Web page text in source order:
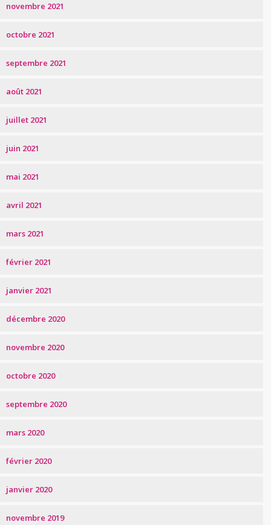
novembre 2021
octobre 2021
septembre 2021
août 2021
juillet 2021
juin 2021
mai 2021
avril 2021
mars 2021
février 2021
janvier 2021
décembre 2020
novembre 2020
octobre 2020
septembre 2020
mars 2020
février 2020
janvier 2020
novembre 2019